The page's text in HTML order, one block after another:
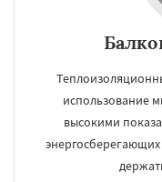
использование
высокими